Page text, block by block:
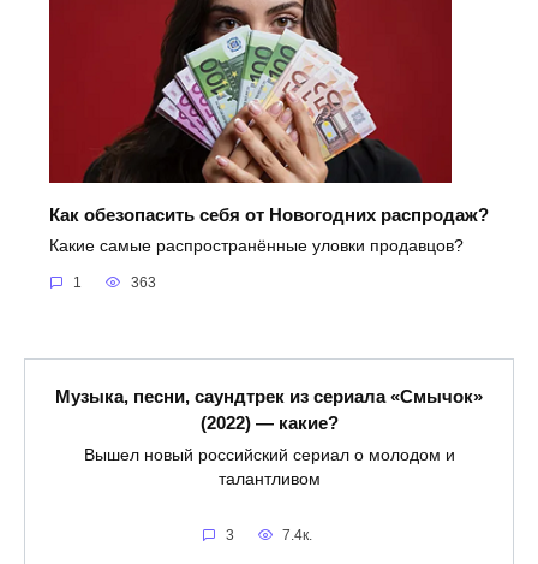
Как обезопасить себя от Новогодних распродаж?
Какие самые распространённые уловки продавцов?
1 363
Музыка, песни, саундтрек из сериала «Смычок»
(2022) — какие?
Вышел новый российский сериал о молодом и
талантливом
3 7.4к.